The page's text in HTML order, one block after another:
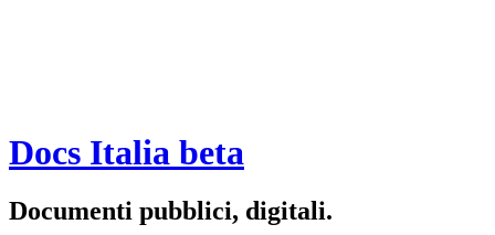
Docs Italia beta
Documenti pubblici, digitali.